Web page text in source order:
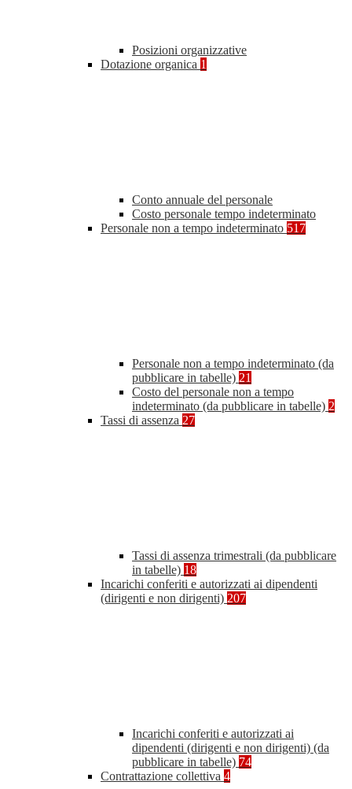
Posizioni organizzative
Dotazione organica 1
Conto annuale del personale
Costo personale tempo indeterminato
Personale non a tempo indeterminato 517
Personale non a tempo indeterminato (da
pubblicare in tabelle) 21
Costo del personale non a tempo
indeterminato (da pubblicare in tabelle) 2
Tassi di assenza 27
Tassi di assenza trimestrali (da pubblicare
in tabelle) 18
Incarichi conferiti e autorizzati ai dipendenti
(dirigenti e non dirigenti) 207
Incarichi conferiti e autorizzati ai
dipendenti (dirigenti e non dirigenti) (da
pubblicare in tabelle) 74
Contrattazione collettiva 4